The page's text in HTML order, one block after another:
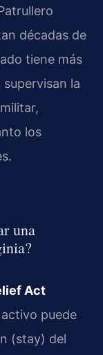
décadas de
tiene más
la
los
una
Act
puede
(stay) del